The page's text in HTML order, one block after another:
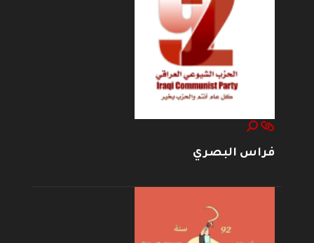
فراس البصري